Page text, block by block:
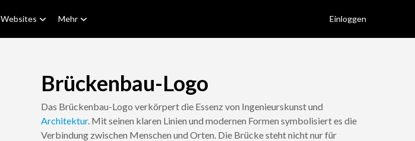
Websites Mehr Einloggen
Brückenbau-Logo
Das Brückenbau-Logo verkörpert die Essenz von Ingenieurskunst und
Architektur. Mit seinen klaren Linien und modernen Formen symbolisiert es die
Verbindung zwischen Menschen und Orten. Die Brücke steht nicht nur für